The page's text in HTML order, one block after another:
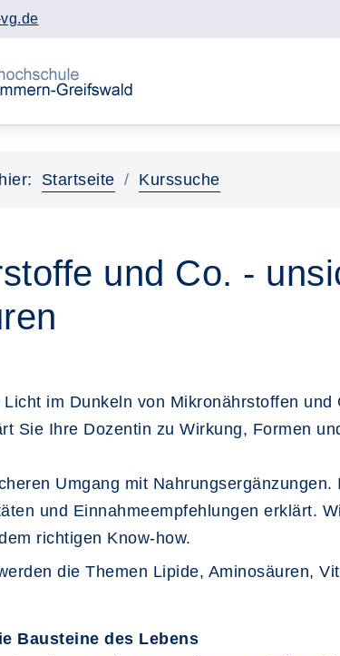
Startseite Kurssuche
und Co. -
im Dunkeln von Mikronährstoffen
Sie Ihre Dozentin zu Wirkung, Formen
Umgang mit
und Einnahmeempfehlungen erklärt.
richtigen Know-how.
die Themen Lipide, Aminosäuren,
Bausteine des Lebens